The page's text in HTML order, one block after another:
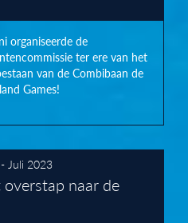
organiseerde de
ter ere van het
van de Combibaan de
Games!
Juli 2023
naar de